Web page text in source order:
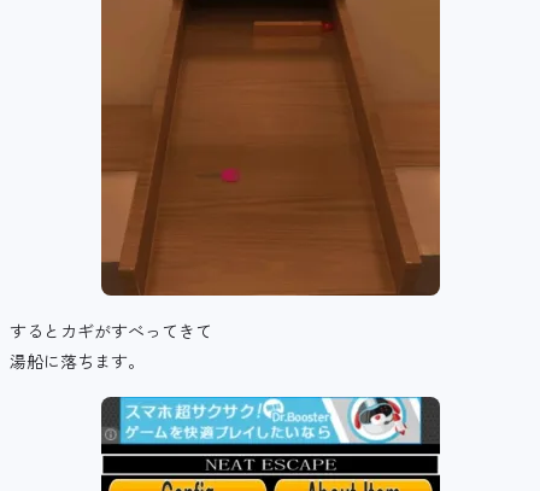
するとカギがすべってきて
湯船に落ちます。